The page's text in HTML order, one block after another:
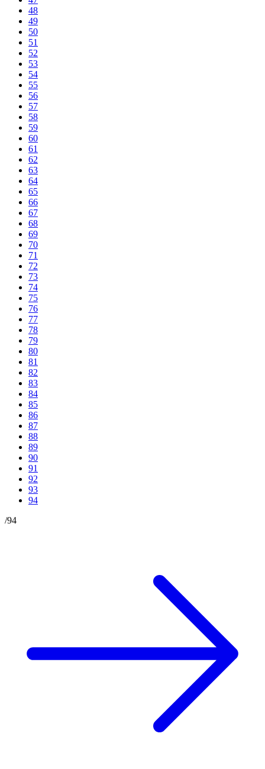
48
49
50
51
52
53
54
55
56
57
58
59
60
61
62
63
64
65
66
67
68
69
70
71
72
73
74
75
76
77
78
79
80
81
82
83
84
85
86
87
88
89
90
91
92
93
94
/94